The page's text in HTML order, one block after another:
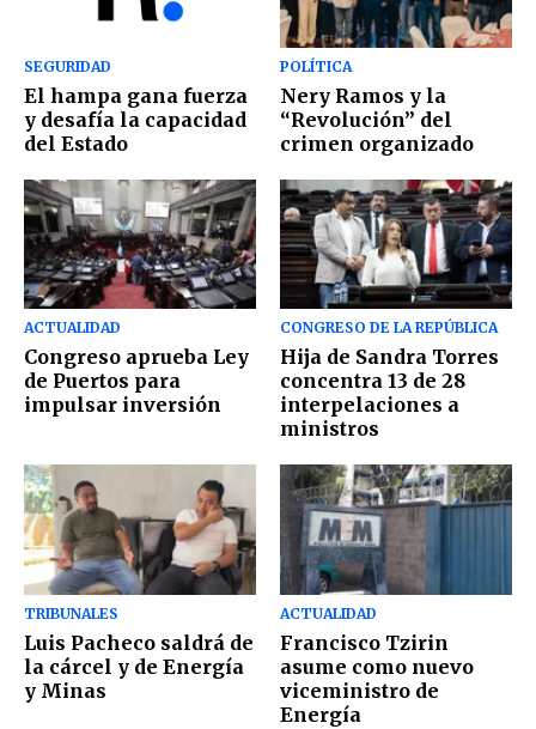
SEGURIDAD
El hampa gana fuerza
y desafía la capacidad
del Estado
POLÍTICA
Nery Ramos y la
“Revolución” del
crimen organizado
ACTUALIDAD
Congreso aprueba Ley
de Puertos para
impulsar inversión
CONGRESO DE LA REPÚBLICA
Hija de Sandra Torres
concentra 13 de 28
interpelaciones a
ministros
TRIBUNALES
Luis Pacheco saldrá de
la cárcel y de Energía
y Minas
ACTUALIDAD
Francisco Tzirin
asume como nuevo
viceministro de
Energía